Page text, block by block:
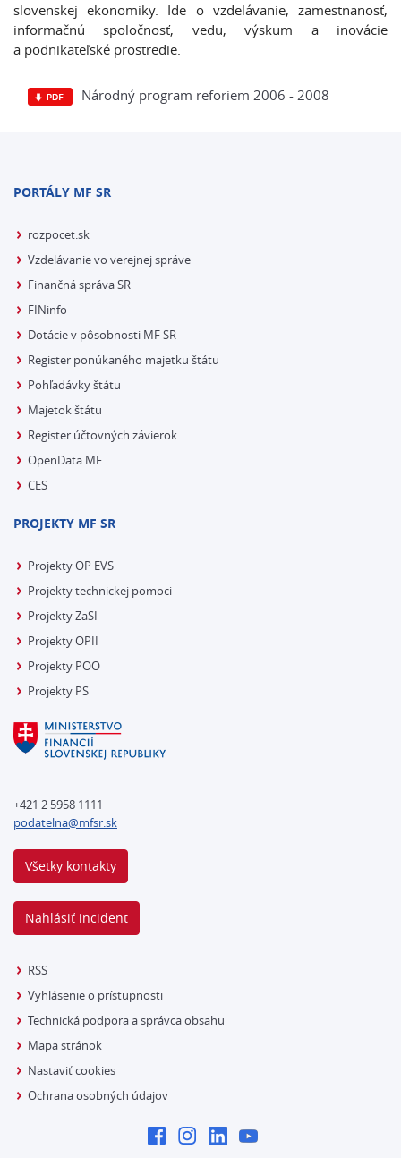
slovenskej ekonomiky. Ide o vzdelávanie, zamestnanosť,
informačnú spoločnosť, vedu, výskum a inovácie
a podnikateľské prostredie.
Národný program reforiem 2006 - 2008
PORTÁLY MF SR
rozpocet.sk
Vzdelávanie vo verejnej správe
Finančná správa SR
FINinfo
Dotácie v pôsobnosti MF SR
Register ponúkaného majetku štátu
Pohľadávky štátu
Majetok štátu
Register účtovných závierok
OpenData MF
CES
PROJEKTY MF SR
Projekty OP EVS
Projekty technickej pomoci
Projekty ZaSI
Projekty OPII
Projekty POO
Projekty PS
+421 2 5958 1111
podatelna@mfsr.sk
Všetky kontakty
Nahlásiť incident
RSS
Vyhlásenie o prístupnosti
Technická podpora a správca obsahu
Mapa stránok
Nastaviť cookies
Ochrana osobných údajov